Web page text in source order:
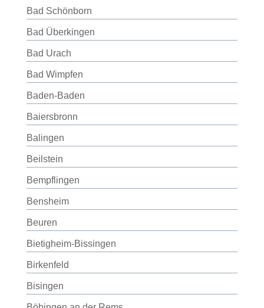
Bad Schönborn
Bad Überkingen
Bad Urach
Bad Wimpfen
Baden-Baden
Baiersbronn
Balingen
Beilstein
Bempflingen
Bensheim
Beuren
Bietigheim-Bissingen
Birkenfeld
Bisingen